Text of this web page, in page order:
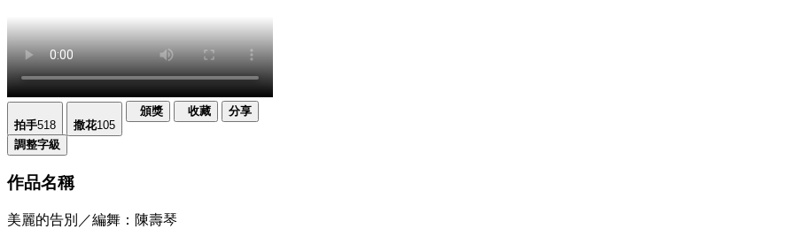
拍手518 撒花105
頒獎 收藏 分享
調整字級
作品名稱
美麗的告別／編舞：陳壽琴